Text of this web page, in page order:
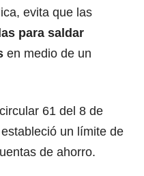
evita que las
para saldar
en medio de un
61 del 8 de
un límite de
de ahorro.